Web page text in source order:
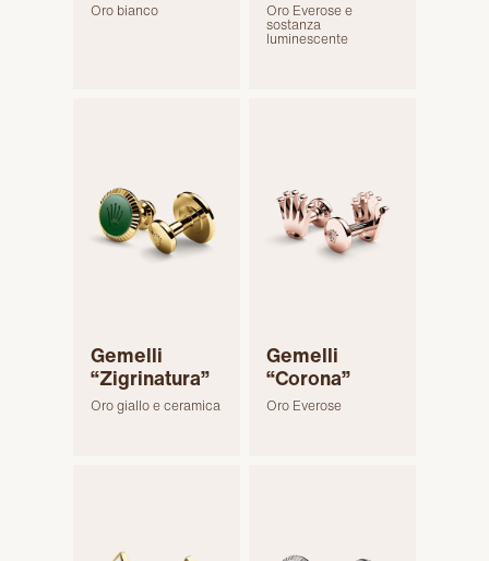
Oro bianco Oro Everose e
sostanza
luminescente
Gemelli
“Zigrinatura”
Oro giallo e ceramica
Gemelli
“Corona”
Oro Everose